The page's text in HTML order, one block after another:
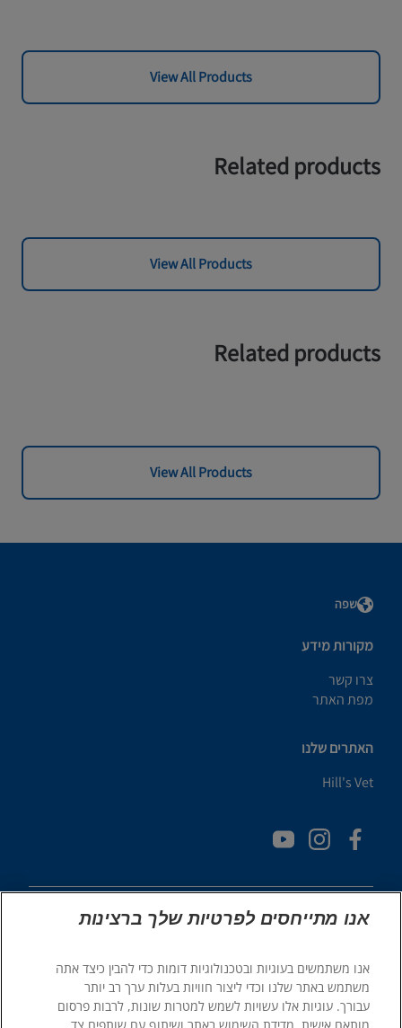
View All Products
Related products
View All Products
Related products
View All Products
שפה
מקורות מידע
צרו קשר
מפת האתר
האתרים שלנו
Hill's Vet
© 2025 Hill's Pet Nutrition, Inc.
כֹּל הַזְכוּיוֹת שְׁמוּרוֹת.
אנו מתייחסים לפרטיות שלך ברצינות
אנו משתמשים בעוגיות ובטכנולוגיות דומות כדי להבין כיצד אתה
משתמש באתר שלנו וכדי ליצור חוויות בעלות ערך רב יותר
עבורך. עוגיות אלו עשויות לשמש למטרות שונות, לרבות פרסום